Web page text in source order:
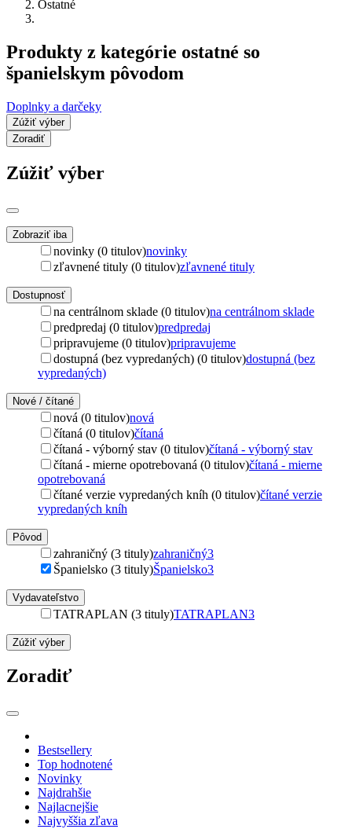
Ostatné
Produkty z kategórie ostatné so
španielskym pôvodom
Doplnky a darčeky
Zúžiť výber
Zoradiť
Zúžiť výber
Zobraziť iba
novinky (0 titulov)novinky
zľavnené tituly (0 titulov)zľavnené tituly
Dostupnosť
na centrálnom sklade (0 titulov)na centrálnom sklade
predpredaj (0 titulov)predpredaj
pripravujeme (0 titulov)pripravujeme
dostupná (bez vypredaných) (0 titulov)dostupná (bez
vypredaných)
Nové / čítané
nová (0 titulov)nová
čítaná (0 titulov)čítaná
čítaná - výborný stav (0 titulov)čítaná - výborný stav
čítaná - mierne opotrebovaná (0 titulov)čítaná - mierne
opotrebovaná
čítané verzie vypredaných kníh (0 titulov)čítané verzie
vypredaných kníh
Pôvod
zahraničný (3 tituly)zahraničný3
Španielsko (3 tituly)Španielsko3
Vydavateľstvo
TATRAPLAN (3 tituly)TATRAPLAN3
Zúžiť výber
Zoradiť
Bestsellery
Top hodnotené
Novinky
Najdrahšie
Najlacnejšie
Najvyššia zľava